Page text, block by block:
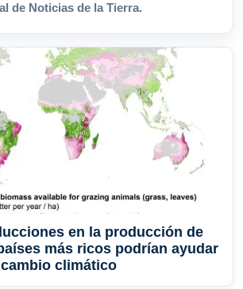
de Noticias de la Tierra.
en la producción de
más ricos podrían ayudar
climático